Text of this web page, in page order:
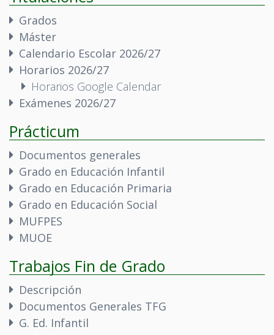
Grados
Máster
Calendario Escolar 2026/27
Horarios 2026/27
Horarios Google Calendar
Exámenes 2026/27
Prácticum
Documentos generales
Grado en Educación Infantil
Grado en Educación Primaria
Grado en Educación Social
MUFPES
MUOE
Trabajos Fin de Grado
Descripción
Documentos Generales TFG
G. Ed. Infantil